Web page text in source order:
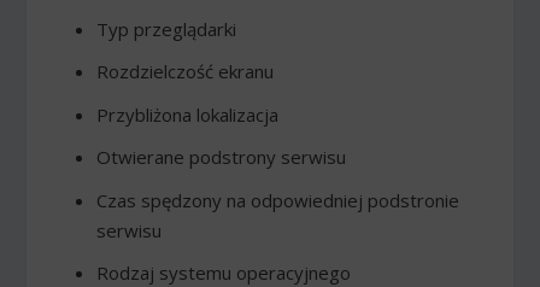
Typ przeglądarki
Rozdzielczość ekranu
Przybliżona lokalizacja
Otwierane podstrony serwisu
Czas spędzony na odpowiedniej podstronie
serwisu
Rodzaj systemu operacyjnego